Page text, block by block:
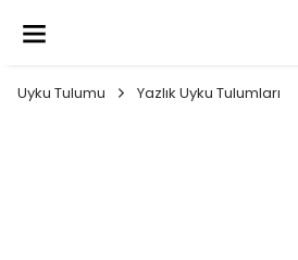
Uyku Tulumu Yazlık Uyku Tulumları